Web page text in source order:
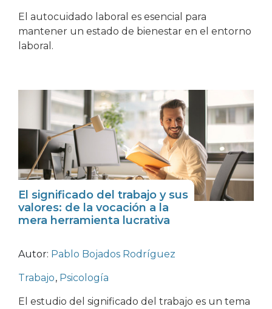
El autocuidado laboral es esencial para
mantener un estado de bienestar en el entorno
laboral.
El significado del trabajo y sus
valores: de la vocación a la
mera herramienta lucrativa
Autor: Pablo Bojados Rodríguez
Trabajo, Psicología
El estudio del significado del trabajo es un tema